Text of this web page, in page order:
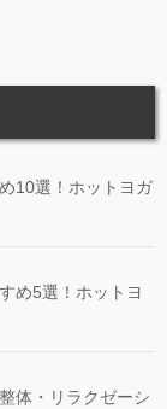
10選！ホットヨガ
め5選！ホットヨ
体・リラクゼーシ